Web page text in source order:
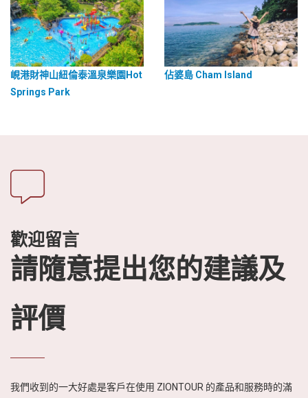
峴港財神山紐倫泰溫泉樂園Hot
Springs Park
佔婆島 Cham Island
歡迎留言
請隨意提出您的建議及
評價
我們收到的一大好處是客戶在使用 ZIONTOUR 的產品和服務時的滿